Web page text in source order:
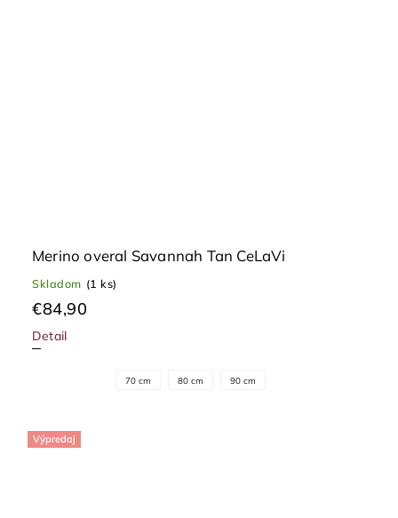
Merino overal Savannah Tan CeLaVi
Skladom (1 ks)
€84,90
Detail
70 cm 80 cm 90 cm
Výpredaj